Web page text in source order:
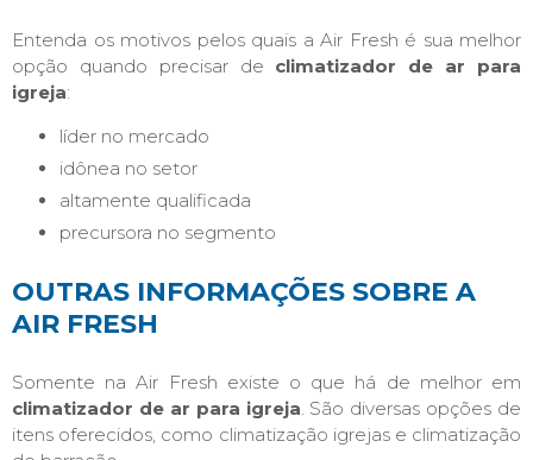
Entenda os motivos pelos quais a Air Fresh é sua melhor
opção quando precisar de climatizador de ar para
igreja:
líder no mercado
idônea no setor
altamente qualificada
precursora no segmento
OUTRAS INFORMAÇÕES SOBRE A
AIR FRESH
Somente na Air Fresh existe o que há de melhor em
climatizador de ar para igreja. São diversas opções de
itens oferecidos, como climatização igrejas e climatização